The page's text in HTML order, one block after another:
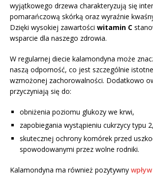
wyjątkowego drzewa charakteryzują się
pomarańczową skórką oraz wyraźnie
Dzięki wysokiej zawartości witamin C
wsparcie dla naszego zdrowia.
W regularnej diecie kalamondyna może
naszą odporność, co jest szczególnie
wzmożonej zachorowalności. Dodatkowo
przyczyniają się do:
obniżenia poziomu glukozy we krwi,
zapobiegania wystąpieniu cukrzycy typu 2,
skutecznej ochrony komórek przed
spowodowanymi przez wolne rodniki.
Kalamondyna ma również pozytywny